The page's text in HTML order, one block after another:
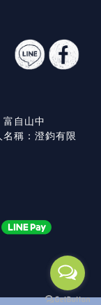
自山中
稱：澄鈞有限